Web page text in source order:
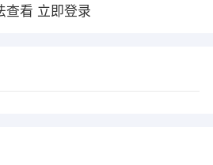
查看 立即登录